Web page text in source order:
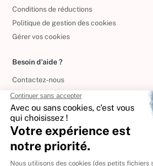
Conditions de réductions
Politique de gestion des cookies
Gérer vos cookies
Besoin d'aide ?
Contactez-nous
International
🇪🇸Espagne